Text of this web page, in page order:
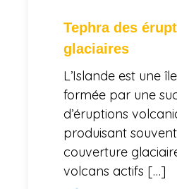
Tephra des
glaciaires
L’Islande est une
formée par une
d’éruptions
produisant
couverture
volcans actifs […]